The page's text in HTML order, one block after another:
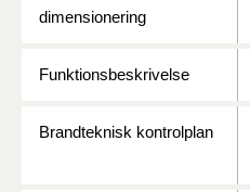
BR18 (4/7-31/12
BR18 (1/7-31/12
dimensionering
Funktionsbeskrivelse
Brandteknisk kontrolplan